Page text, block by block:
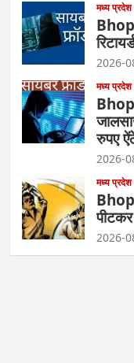
मध्य प्रदेश
2026-
मध्य प्रदेश
रुपए
2026-
मध्य प्रदेश
2026-